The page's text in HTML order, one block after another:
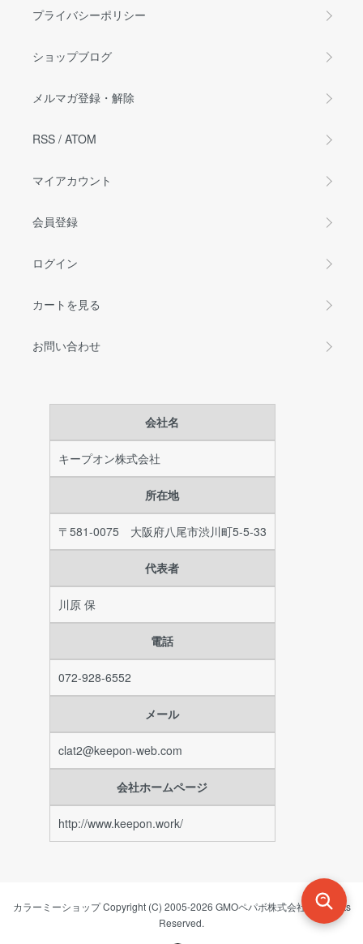
プライバシーポリシー
ショップブログ
メルマガ登録・解除
RSS / ATOM
マイアカウント
会員登録
ログイン
カートを見る
お問い合わせ
会社名
キープオン株式会社
所在地
〒581-0075 大阪府八尾市渋川町5-5-33
代表者
川原 保
電話
072-928-6552
メール
clat2@keepon-web.com
会社ホームページ
http://www.keepon.work/
カラーミーショップCopyright (C) 2005-2026 GMOペパボ株式会社
All Rights
Reserved.